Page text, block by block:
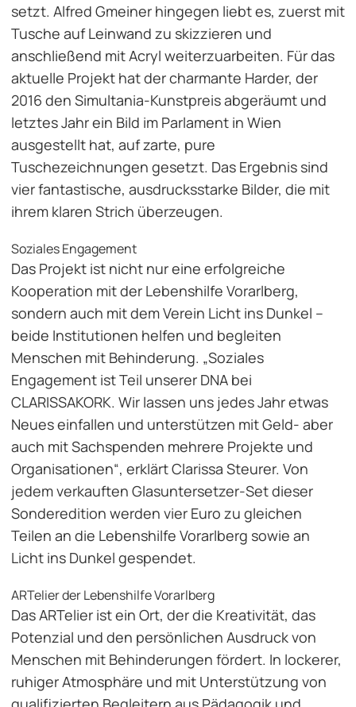
setzt. Alfred Gmeiner hingegen liebt es, zuerst mit
Tusche auf Leinwand zu skizzieren und
anschließend mit Acryl weiterzuarbeiten. Für das
aktuelle Projekt hat der charmante Harder, der
2016 den Simultania-Kunstpreis abgeräumt und
letztes Jahr ein Bild im Parlament in Wien
ausgestellt hat, auf zarte, pure
Tuschezeichnungen gesetzt. Das Ergebnis sind
vier fantastische, ausdrucksstarke Bilder, die mit
ihrem klaren Strich überzeugen.
Soziales Engagement
Das Projekt ist nicht nur eine erfolgreiche
Kooperation mit der Lebenshilfe Vorarlberg,
sondern auch mit dem Verein Licht ins Dunkel –
beide Institutionen helfen und begleiten
Menschen mit Behinderung. „Soziales
Engagement ist Teil unserer DNA bei
CLARISSAKORK. Wir lassen uns jedes Jahr etwas
Neues einfallen und unterstützen mit Geld- aber
auch mit Sachspenden mehrere Projekte und
Organisationen“, erklärt Clarissa Steurer. Von
jedem verkauften Glasuntersetzer-Set dieser
Sonderedition werden vier Euro zu gleichen
Teilen an die Lebenshilfe Vorarlberg sowie an
Licht ins Dunkel gespendet.
ARTelier der Lebenshilfe Vorarlberg
Das ARTelier ist ein Ort, der die Kreativität, das
Potenzial und den persönlichen Ausdruck von
Menschen mit Behinderungen fördert. In lockerer,
ruhiger Atmosphäre und mit Unterstützung von